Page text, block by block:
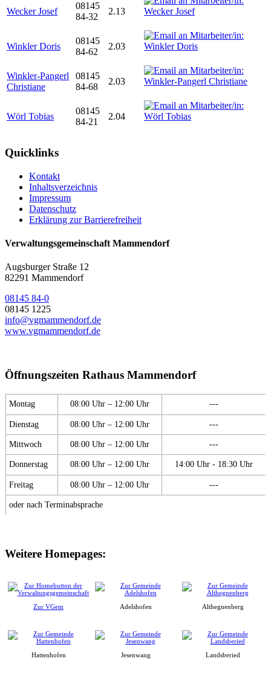
Wecker Josef
08145
84-32
2.13
Winkler Doris
08145
84-62
2.03
Winkler-Pangerl
Christiane
08145
84-68
2.03
Wörl Tobias
08145
84-21
2.04
Quicklinks
Kontakt
Inhaltsverzeichnis
Impressum
Datenschutz
Erklärung zur Barrierefreiheit
Verwaltungsgemeinschaft Mammendorf
Augsburger Straße 12
82291 Mammendorf
08145 84-0
08145 1225
info@vgmammendorf.de
www.vgmammendorf.de
Öffnungszeiten Rathaus Mammendorf
Montag 08:00 Uhr – 12:00 Uhr ---
Dienstag 08:00 Uhr – 12:00 Uhr ---
Mittwoch 08:00 Uhr – 12:00 Uhr ---
Donnerstag 08:00 Uhr – 12:00 Uhr 14:00 Uhr - 18:30 Uhr
Freitag 08:00 Uhr – 12:00 Uhr ---
oder nach Terminabsprache
Weitere Homepages:
Zur VGem Adelshofen Althegnenberg
Hattenhofen Jesenwang Landsberied